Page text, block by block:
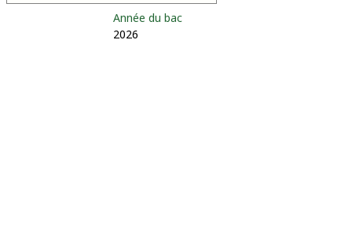
Année du bac
2026